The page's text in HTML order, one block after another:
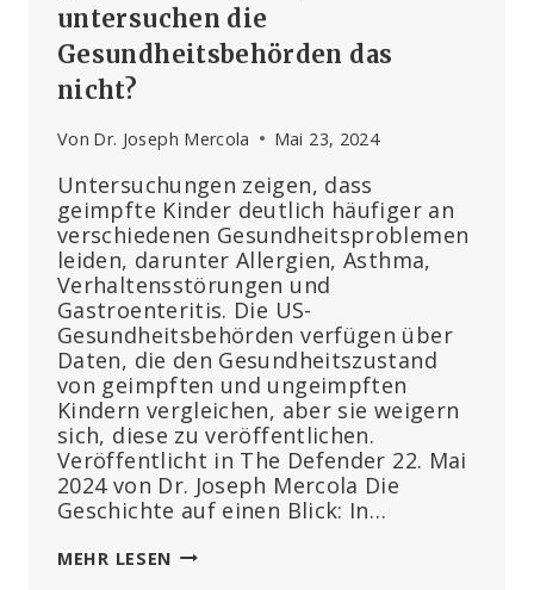
untersuchen die
Gesundheitsbehörden das
nicht?
Von Dr. Joseph Mercola Mai 23, 2024
Untersuchungen zeigen, dass
geimpfte Kinder deutlich häufiger an
verschiedenen Gesundheitsproblemen
leiden, darunter Allergien, Asthma,
Verhaltensstörungen und
Gastroenteritis. Die US-
Gesundheitsbehörden verfügen über
Daten, die den Gesundheitszustand
von geimpften und ungeimpften
Kindern vergleichen, aber sie weigern
sich, diese zu veröffentlichen.
Veröffentlicht in The Defender 22. Mai
2024 von Dr. Joseph Mercola Die
Geschichte auf einen Blick: In…
MEHR LESEN UNGEIMPFTE